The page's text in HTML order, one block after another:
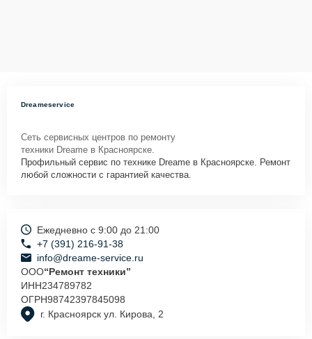
Dreameservice
Сеть сервисных центров по ремонту
техники Dreame в Красноярске.
Профильный сервис по технике Dreame в Красноярске. Ремонт
любой сложности с гарантией качества.
г. Красноярск ул. Кирова, 2
Ежедневно с 9:00 до 21:00
+7 (391) 216-91-38
info@dreame-service.ru
ООО“Ремонт техники”
ИНН234789782
ОГРН98742397845098